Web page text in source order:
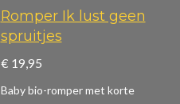
Romper Ik lust geen
spruitjes
€ 19,95
Baby bio-romper met korte